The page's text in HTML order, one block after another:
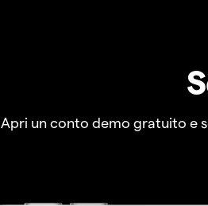
Apri un conto demo gratuito e